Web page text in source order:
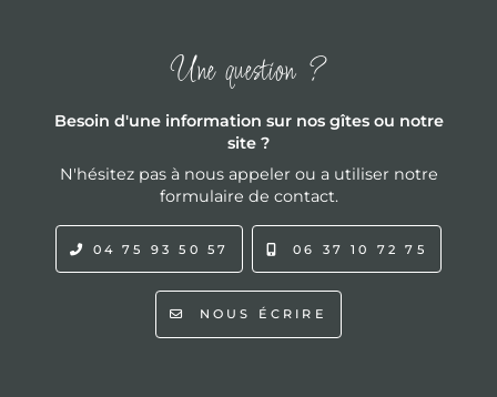
Une question ?
Besoin d'une information sur nos gîtes ou notre
site ?
N'hésitez pas à nous appeler ou a utiliser notre
formulaire de contact.
04 75 93 50 57 06 37 10 72 75
NOUS ÉCRIRE